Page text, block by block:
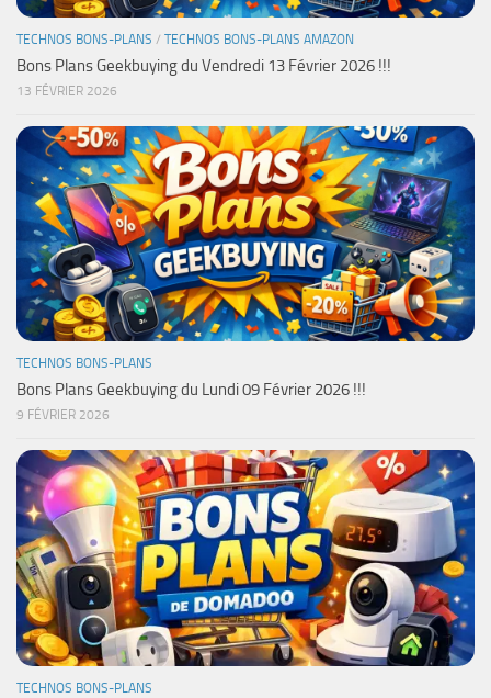
TECHNOS BONS-PLANS / TECHNOS BONS-PLANS AMAZON
Bons Plans Geekbuying du Vendredi 13 Février 2026 !!!
13 FÉVRIER 2026
TECHNOS BONS-PLANS
Bons Plans Geekbuying du Lundi 09 Février 2026 !!!
9 FÉVRIER 2026
TECHNOS BONS-PLANS